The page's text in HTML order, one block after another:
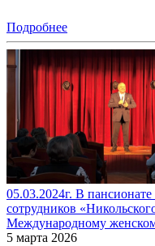
Подробнее
05.03.2024г. В
сотрудников
Международному
5 марта 2026